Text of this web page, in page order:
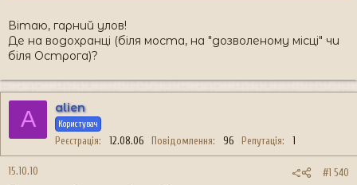
Вітаю, гарний улов!
Де на водохранці (біля моста, на "дозволеному місці" чи
біля Острога)?
A alien
Користувач
Реєстрація 12.08.06 Повідомлення 96 Репутація 1
15.10.10 #1 540